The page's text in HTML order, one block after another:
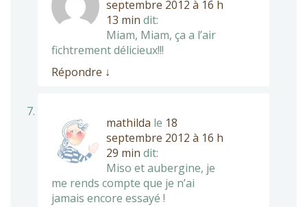
septembre 2012 à 16 h
13 min dit:
Miam, Miam, ça a l’air
fichtrement délicieux!!!
Répondre ↓
mathilda le 18
septembre 2012 à 16 h
29 min dit:
Miso et aubergine, je
me rends compte que je n’ai
jamais encore essayé !